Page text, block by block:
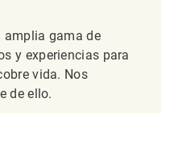
amplia gama de
y experiencias para
vida. Nos
de ello.